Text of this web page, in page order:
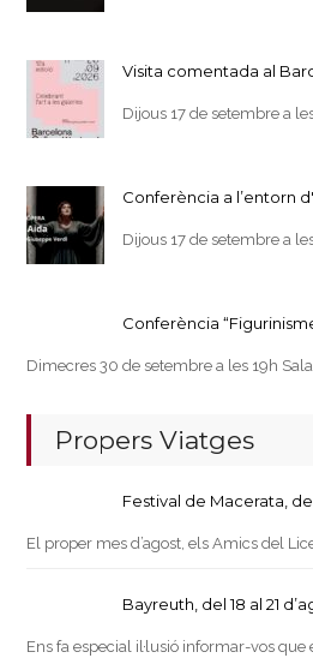
Visita comentada al
Dijous 17 de setembre a
Conferència a l’entorn
Dijous 17 de setembre a
Conferència
Dimecres 30 de setembre a les 19h Sala
Propers Viatges
Festival de Macerata,
El proper mes d’agost, els Amics del
Bayreuth, del 18 al 21
Ens fa especial il·lusió informar-vos que